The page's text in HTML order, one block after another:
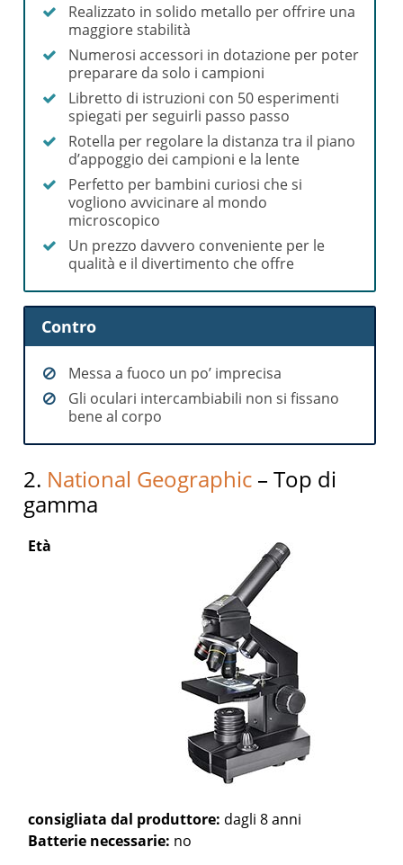
Realizzato in solido metallo per offrire una
maggiore stabilità
Numerosi accessori in dotazione per poter
preparare da solo i campioni
Libretto di istruzioni con 50 esperimenti
spiegati per seguirli passo passo
Rotella per regolare la distanza tra il piano
d’appoggio dei campioni e la lente
Perfetto per bambini curiosi che si
vogliono avvicinare al mondo
microscopico
Un prezzo davvero conveniente per le
qualità e il divertimento che offre
Contro
Messa a fuoco un po’ imprecisa
Gli oculari intercambiabili non si fissano
bene al corpo
2. National Geographic – Top di
gamma
Età
consigliata dal produttore: dagli 8 anni
Batterie necessarie: no